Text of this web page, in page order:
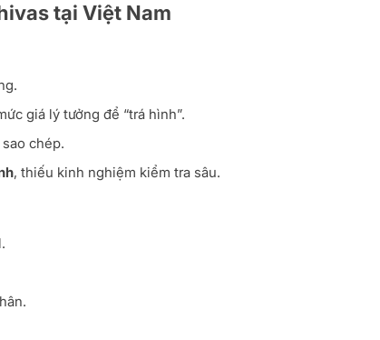
tại Việt Nam
giá lý tưởng để “trá hình”.
chép.
, thiếu kinh nghiệm kiểm tra sâu.